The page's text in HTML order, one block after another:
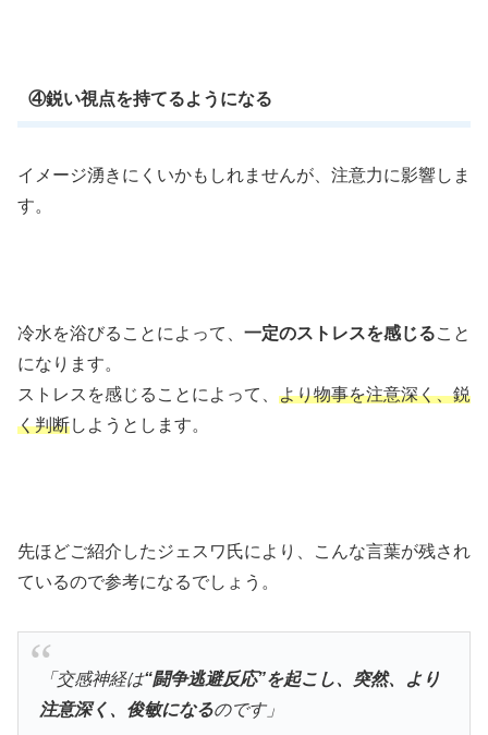
④鋭い視点を持てるようになる
イメージ湧きにくいかもしれませんが、注意力に影響しま
す。
冷水を浴びることによって、 一定のストレスを感じること
になります。
ストレスを感じることによって、 より物事を注意深く、鋭
く判断しようとします。
先ほどご紹介したジェスワ氏により、こんな言葉が残され
ているので参考になるでしょう。
「交感神経は“闘争逃避反応”を起こし、突然、より
注意深く、俊敏になるのです」